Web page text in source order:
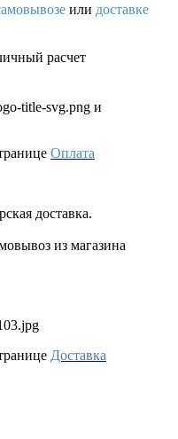
или доставке
расчет
и
Оплата
доставка.
из магазина
Доставка